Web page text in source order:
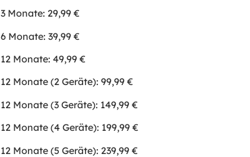
3 Monate: 29,99 €
6 Monate: 39,99 €
12 Monate: 49,99 €
12 Monate (2 Geräte): 99,99 €
12 Monate (3 Geräte): 149,99 €
12 Monate (4 Geräte): 199,99 €
12 Monate (5 Geräte): 239,99 €